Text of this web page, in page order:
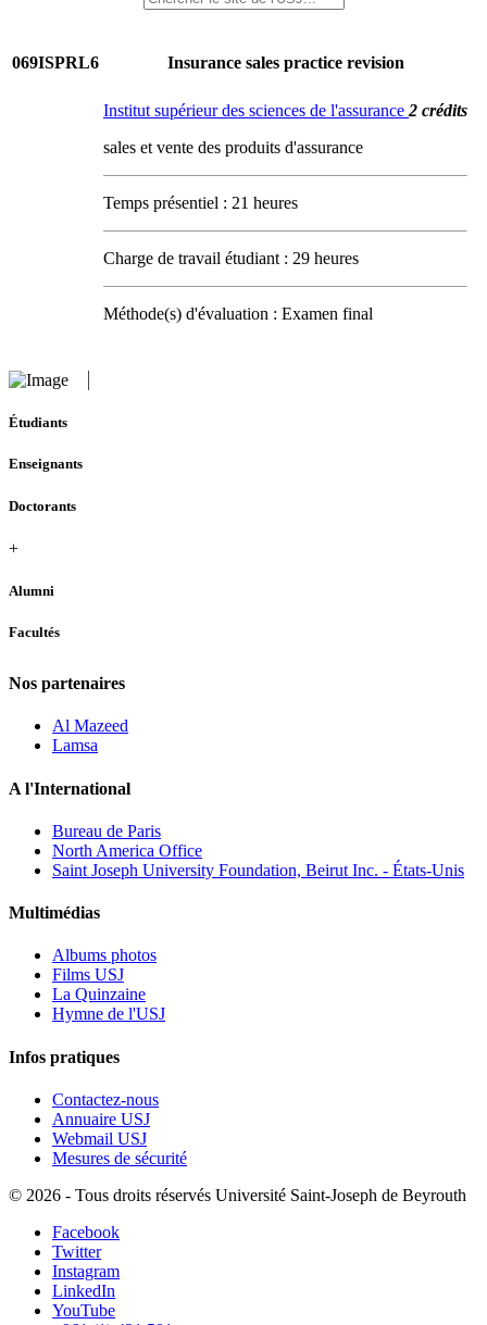
069ISPRL6 Insurance sales practice revision
Institut supérieur des sciences de l'assurance 2 crédits
sales et vente des produits d'assurance
Temps présentiel : 21 heures
Charge de travail étudiant : 29 heures
Méthode(s) d'évaluation : Examen final
Étudiants
Enseignants
Doctorants
+
Alumni
Facultés
Nos partenaires
Al Mazeed
Lamsa
A l'International
Bureau de Paris
North America Office
Saint Joseph University Foundation, Beirut Inc. - États-Unis
Multimédias
Albums photos
Films USJ
La Quinzaine
Hymne de l'USJ
Infos pratiques
Contactez-nous
Annuaire USJ
Webmail USJ
Mesures de sécurité
© 2026 - Tous droits réservés Université Saint-Joseph de Beyrouth
Facebook
Twitter
Instagram
LinkedIn
YouTube